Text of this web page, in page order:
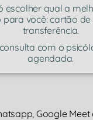
escolher qual a
você: cartão de
transferência.
com o
agendada.
Google Meet